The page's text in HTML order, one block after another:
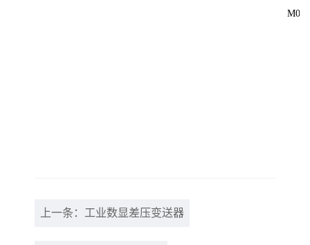
M0
上一条：工业数显差压变送器